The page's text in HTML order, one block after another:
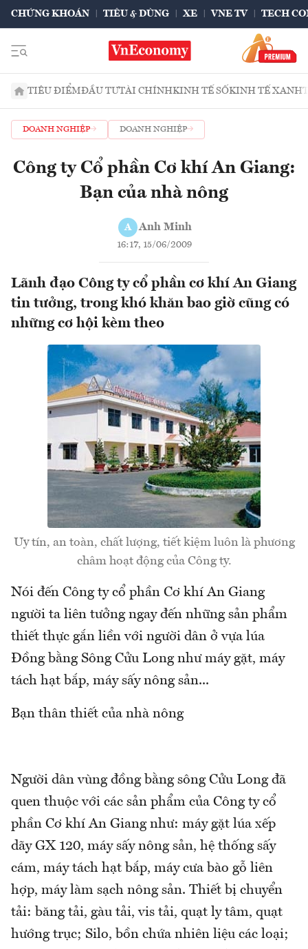
CHỨNG KHOÁN TIÊU & DÙNG XE VNE TV TECH
TIÊU ĐIỂMĐẦU TƯTÀI CHÍNHKINH TẾ SỐKINH TẾ XANH
DOANH NGHIỆP DOANH NGHIỆP
Công ty Cổ phần Cơ khí An Giang:
Bạn của nhà nông
A Anh Minh
16:17, 15/06/2009
Lãnh đạo Công ty cổ phần cơ khí An Giang
tin tưởng, trong khó khăn bao giờ cũng có
những cơ hội kèm theo
Uy tín, an toàn, chất lượng, tiết kiệm luôn là phương
châm hoạt động của Công ty.
Nói đến Công ty cổ phần Cơ khí An Giang
người ta liên tưởng ngay đến những sản phẩm
thiết thực gắn liền với người dân ở vựa lúa
Đồng bằng Sông Cửu Long như máy gặt, máy
tách hạt bắp, máy sấy nông sản...
Bạn thân thiết của nhà nông
Người dân vùng đồng bằng sông Cửu Long đã
quen thuộc với các sản phẩm của Công ty cổ
phần Cơ khí An Giang như: máy gặt lúa xếp
dãy GX 120, máy sấy nông sản, hệ thống sấy
cám, máy tách hạt bắp, máy cưa bào gỗ liên
hợp, máy làm sạch nông sản. Thiết bị chuyển
tải: băng tải, gàu tải, vis tải, quạt ly tâm, quạt
hướng trục; Silo, bồn chứa nhiên liệu các loại;